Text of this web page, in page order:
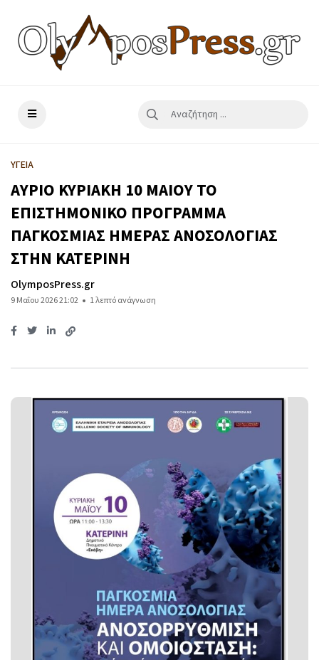
ΥΓΕΙΑ
ΑΥΡΙΟ ΚΥΡΙΑΚΗ 10 ΜΑΙΟΥ ΤΟ
ΕΠΙΣΤΗΜΟΝΙΚΟ ΠΡΟΓΡΑΜΜΑ
ΠΑΓΚΟΣΜΙΑΣ ΗΜΕΡΑΣ ΑΝΟΣΟΛΟΓΙΑΣ
ΣΤΗΝ ΚΑΤΕΡΙΝΗ
OlymposPress.gr
9 Μαΐου 2026 21:02 1 λεπτό ανάγνωση